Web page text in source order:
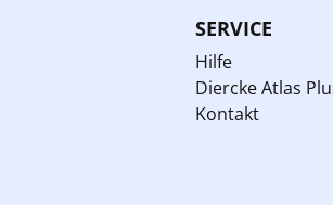
SERVICE
Hilfe
Diercke Atlas
Kontakt